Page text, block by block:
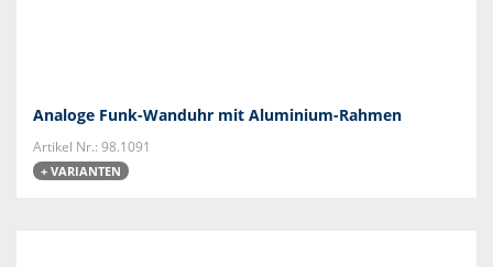
Analoge Funk-Wanduhr mit Aluminium-Rahmen
Artikel Nr.: 98.1091
+ VARIANTEN